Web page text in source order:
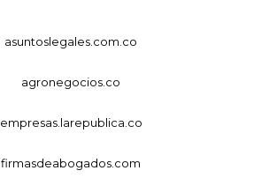
asuntoslegales.com.co
agronegocios.co
empresas.larepublica.co
firmasdeabogados.com